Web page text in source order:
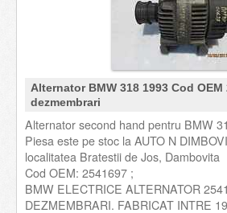
Alternator BMW 318 1993 Cod OEM
dezmembrari
Alternator second hand pentru BMW
Piesa este pe stoc la AUTO N
localitatea Bratestii de Jos, Dambovita
Cod OEM: 2541697 ;
BMW ELECTRICE ALTERNATOR
DEZMEMBRARI. FABRICAT INTRE